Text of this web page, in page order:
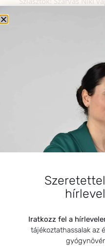
HÍRLEVÉL
E-mail cím*
Kérlek a
az alábbi nyilatkozatot:
Hozzájárulok,
Adatkezelési
foglaltak szerint a
hírleveleket
Iratkozz fel a
tájékoztathassalak az